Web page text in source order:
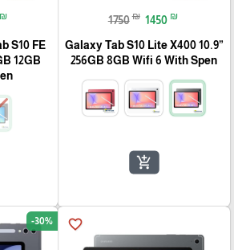
1750 ₪ 1450 ₪
Galaxy Tab S10 Lite X400 10.9”
256GB 8GB Wifi 6 With Spen
add_shopping_cart
₪
S10 FE
12GB
favorite_border
-30%